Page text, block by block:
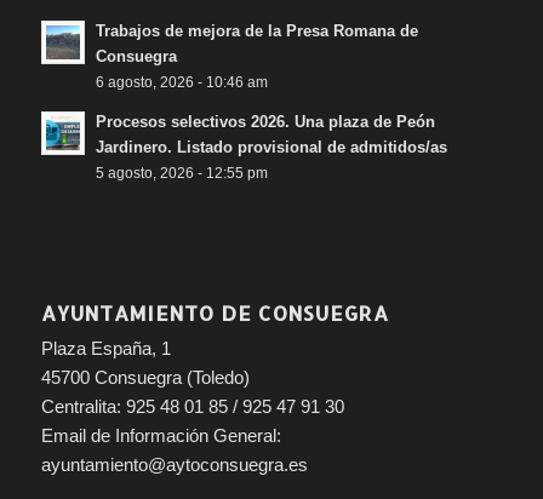
Trabajos de mejora de la Presa Romana de
Consuegra
6 agosto, 2026 - 10:46 am
Procesos selectivos 2026. Una plaza de Peón
Jardinero. Listado provisional de admitidos/as
5 agosto, 2026 - 12:55 pm
AYUNTAMIENTO DE CONSUEGRA
Plaza España, 1
45700 Consuegra (Toledo)
Centralita: 925 48 01 85 / 925 47 91 30
Email de Información General:
ayuntamiento@aytoconsuegra.es